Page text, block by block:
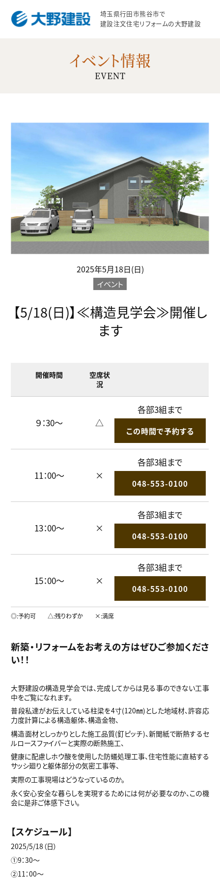
埼玉県行田市熊谷市で
建設注文住宅リフォームの大野建設
イベント情報
EVENT
2025年5月18日(日)
イベント
【5/18(日)】≪構造見学会≫開催し
ます
開催時間
空席状
況
９：30～ △
各部3組まで
この時間で予約する
11：00～ ×
各部3組まで
048-553-0100
13：00～ ×
各部3組まで
048-553-0100
15：00～ ×
各部3組まで
048-553-0100
◎予約可 △ 残りわずか × 満席
新築・リフォームをお考えの方はぜひご参加くださ
い！！
大野建設の構造見学会では、完成してからは見る事のできない工事
中をご覧になれます。
普段私達がお伝えしている柱梁を4寸(120㎜)とした地域材、許容応
力度計算による構造躯体、構造金物、
構造面材としっかりとした施工品質(釘ピッチ)、新聞紙で断熱するセ
ルロースファイバーと実際の断熱施工、
健康に配慮しホウ酸を使用した防蟻処理工事、住宅性能に直結する
サッシ廻りと躯体部分の気密工事等、
実際の工事現場はどうなっているのか。
永く安心安全な暮らしを実現するためには何が必要なのか、この機
会に是非ご体感下さい。
【スケジュール】
2025/5/18（日）
①9：30～
②11：00～